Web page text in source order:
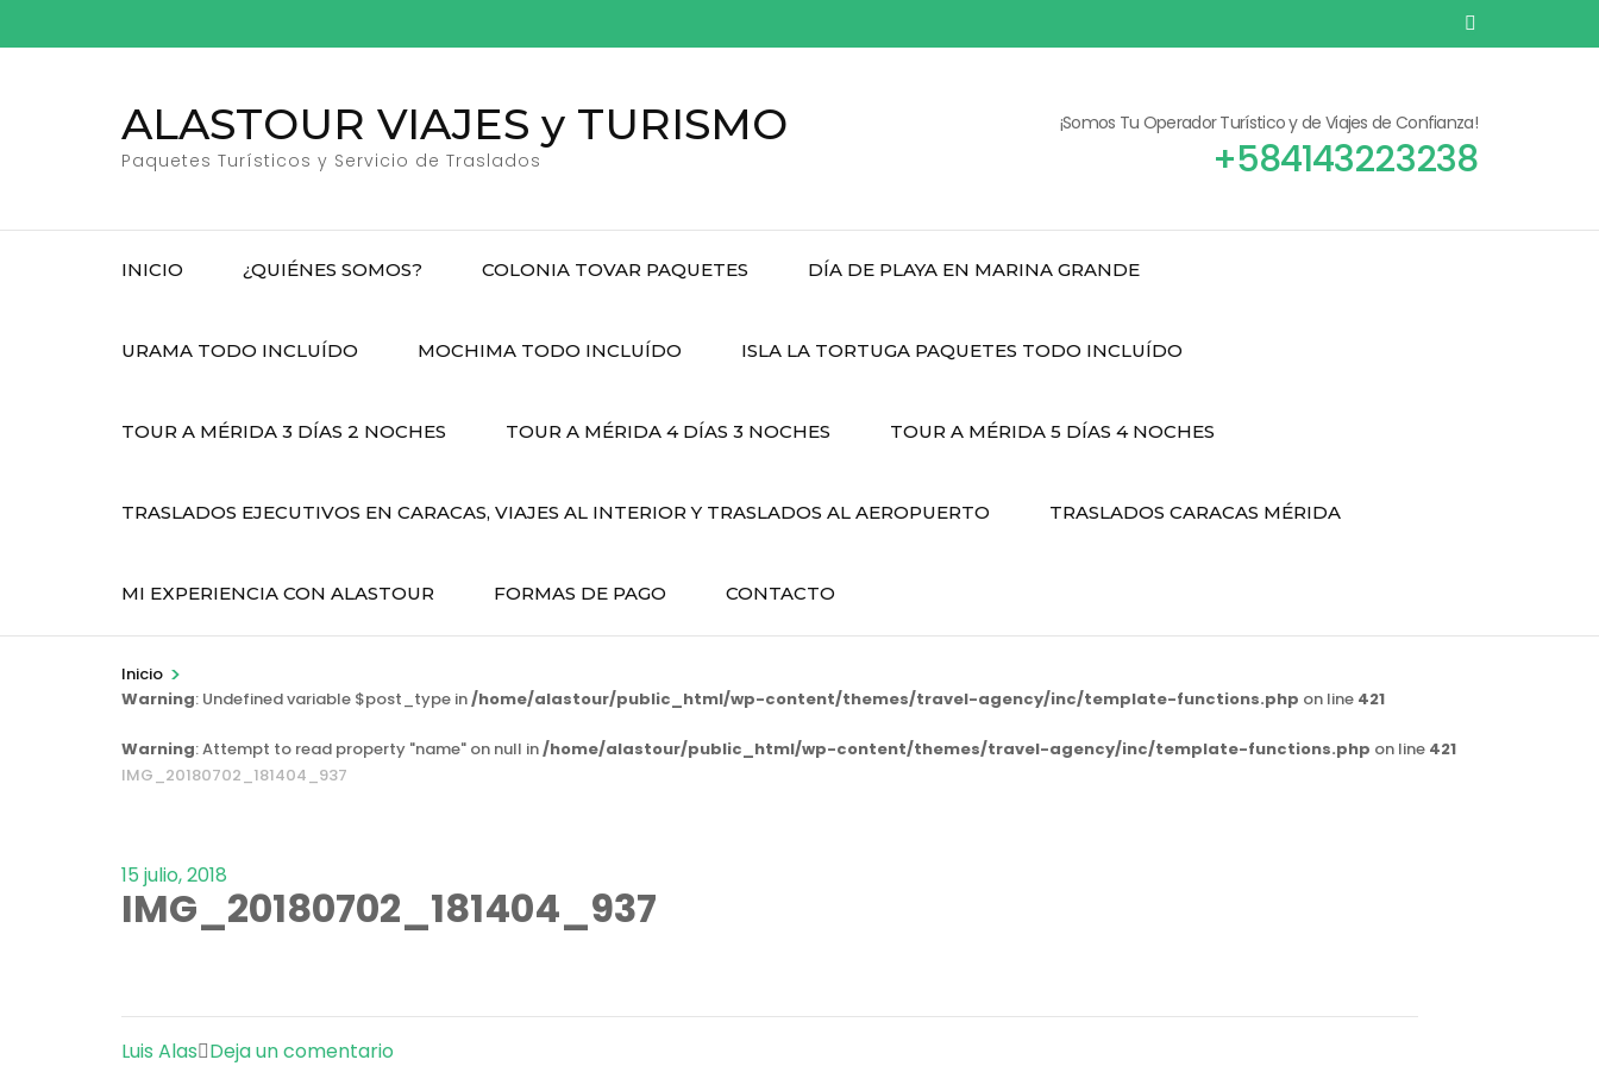
al
ALASTOUR VIAJES y TURISMO
Paquetes Turísticos y Servicio de Traslados
¡Somos Tu Operador Turístico y de Viajes de Confianza!
+584143223238
INICIO ¿QUIÉNES SOMOS? COLONIA TOVAR PAQUETES DÍA DE PLAYA EN MARINA GRANDE
URAMA TODO INCLUÍDO MOCHIMA TODO INCLUÍDO ISLA LA TORTUGA PAQUETES TODO INCLUÍDO
TOUR A MÉRIDA 3 DÍAS 2 NOCHES TOUR A MÉRIDA 4 DÍAS 3 NOCHES TOUR A MÉRIDA 5 DÍAS 4 NOCHES
TRASLADOS EJECUTIVOS EN CARACAS, VIAJES AL INTERIOR Y TRASLADOS AL AEROPUERTO TRASLADOS CARACAS MÉRIDA
MI EXPERIENCIA CON ALASTOUR FORMAS DE PAGO CONTACTO
Inicio >
Warning: Undefined variable $post_type in/home/alastour/public_html/wp-content/themes/travel-agency/inc/template-functions.php on line 421
Warning: Attempt to read property "name" on null in/home/alastour/public_html/wp-content/themes/travel-agency/inc/template-functions.php on line 421
IMG_20180702_181404_937
15 julio, 2018
IMG_20180702_181404_937
Luis Alas Deja un comentario